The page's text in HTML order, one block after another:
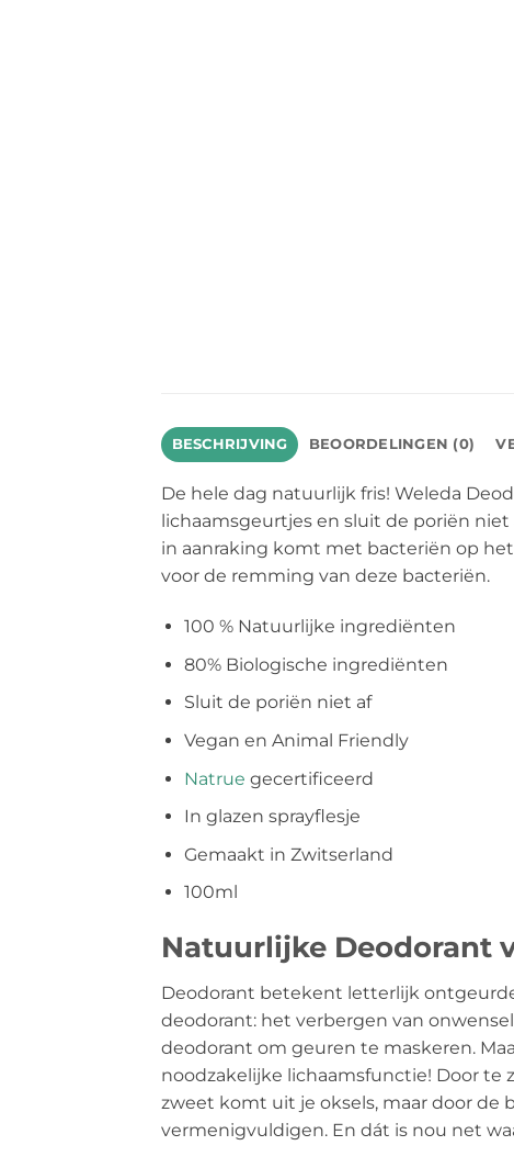
BESCHRIJVING BEOORDELINGEN (0)
De hele dag natuurlijk fris! Weleda
lichaamsgeurtjes en sluit de poriën
in aanraking komt met bacteriën op
voor de remming van deze bacteriën.
100 % Natuurlijke ingrediënten
80% Biologische ingrediënten
Sluit de poriën niet af
Vegan en Animal Friendly
Natrue gecertificeerd
In glazen sprayflesje
Gemaakt in Zwitserland
100ml
Natuurlijke Deodorant
Deodorant betekent letterlijk
deodorant: het verbergen van
deodorant om geuren te maskeren.
noodzakelijke lichaamsfunctie! Door te
zweet komt uit je oksels, maar door de
vermenigvuldigen. En dát is nou net